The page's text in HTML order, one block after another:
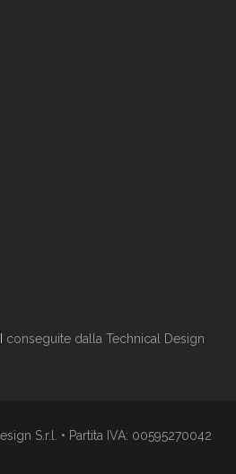
conseguite dalla Technical Design
S.r.l. • Partita IVA: 00595270042